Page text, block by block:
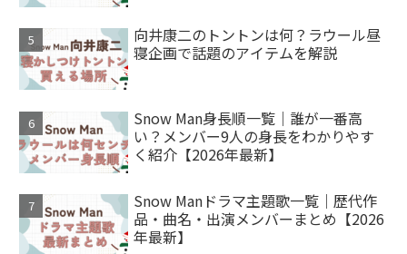
向井康二のトントンは何？ラウール昼
寝企画で話題のアイテムを解説
Snow Man身長順一覧｜誰が一番高
い？メンバー9人の身長をわかりやす
く紹介【2026年最新】
Snow Manドラマ主題歌一覧｜歴代作
品・曲名・出演メンバーまとめ【2026
年最新】